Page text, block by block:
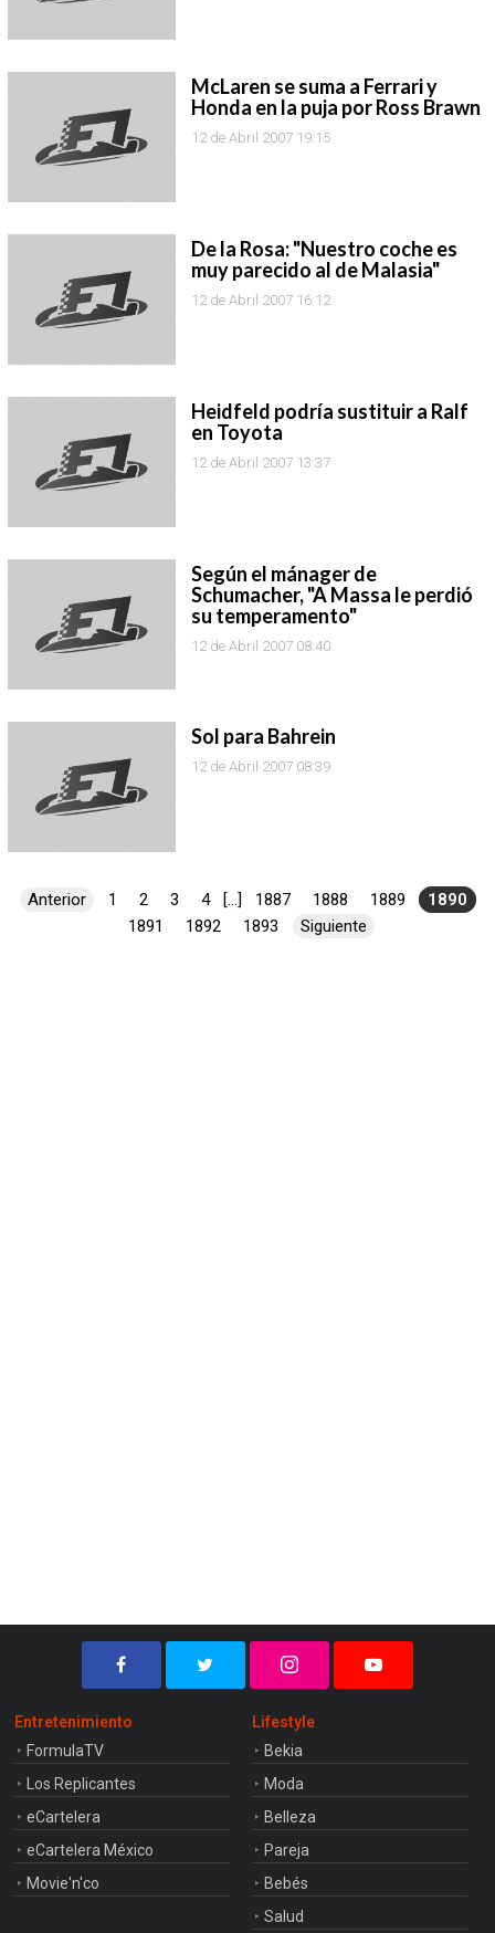
McLaren se suma a Ferrari y
Honda en la puja por Ross Brawn
12 de Abril 2007 19:15
De la Rosa: "Nuestro coche es
muy parecido al de Malasia"
12 de Abril 2007 16:12
Heidfeld podría sustituir a Ralf
en Toyota
12 de Abril 2007 13:37
Según el mánager de
Schumacher, "A Massa le perdió
su temperamento"
12 de Abril 2007 08:40
Sol para Bahrein
12 de Abril 2007 08:39
Anterior 1 2 3 4 [...] 1887 1888 1889
1890
1891
1892 1893 Siguiente
Entretenimiento
FormulaTV
Los Replicantes
eCartelera
eCartelera México
Movie'n'co
Lifestyle
Bekia
Moda
Belleza
Pareja
Bebés
Salud